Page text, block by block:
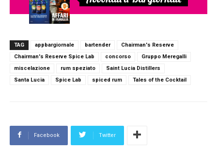
TAG appbargiornale bartender
Chairman's Reserve
Chairman's Reserve Spice Lab
concorso
Gruppo Meregalli
miscelazione
rum speziato
Saint Lucia Distillers
Santa Lucia
Spice Lab spiced rum Tales of the Cocktail
Facebook Twitter